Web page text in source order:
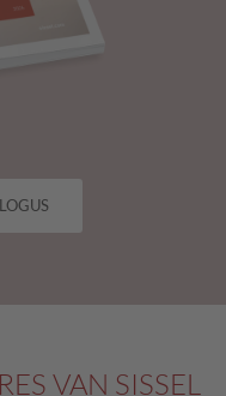
VAN SISSEL